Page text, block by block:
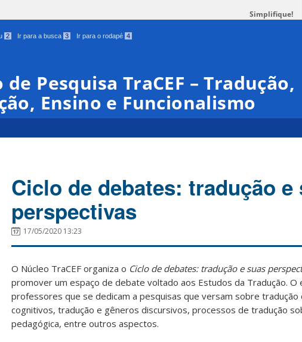
Simplifique!
2 Ir para a busca 3 Ir para o rodapé 4
de Pesquisa TraCEF – Tradução,
Ensino e Funcionalismo
Ciclo de debates: tradução e
perspectivas
17/05/2020 13:23
O Núcleo TraCEF organiza o Ciclo de debates: tradução e suas
promover um espaço de debate voltado aos Estudos da Tradução. O
professores que se dedicam a pesquisas que versam sobre
cognitivos, tradução e gêneros discursivos, processos de tradução
pedagógica, entre outros aspectos.